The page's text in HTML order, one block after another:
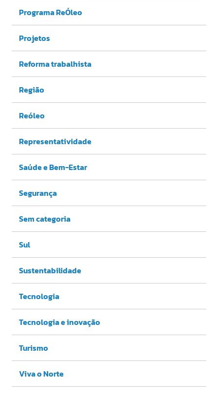
Programa ReÓleo
Projetos
Reforma trabalhista
Região
Reóleo
Representatividade
Saúde e Bem-Estar
Segurança
Sem categoria
Sul
Sustentabilidade
Tecnologia
Tecnologia e inovação
Turismo
Viva o Norte